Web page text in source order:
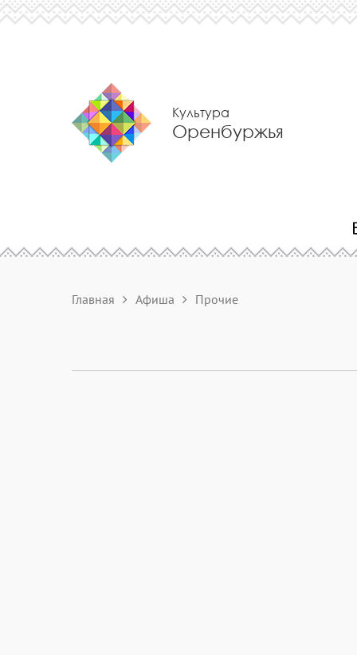
Культура
Оренбуржья
Главная Афиша Прочие